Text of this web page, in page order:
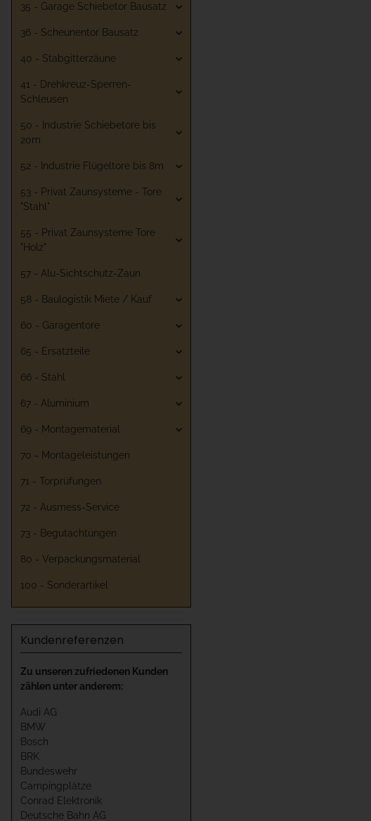
35 - Garage Schiebetor Bausatz
36 - Scheunentor Bausatz
40 - Stabgitterzäune
41 - Drehkreuz-Sperren-
Schleusen
50 - Industrie Schiebetore bis
20m
52 - Industrie Flügeltore bis 8m
53 - Privat Zaunsysteme - Tore
"Stahl"
55 - Privat Zaunsysteme Tore
"Holz"
57 - Alu-Sichtschutz-Zaun
58 - Baulogistik Miete / Kauf
60 - Garagentore
65 - Ersatzteile
66 - Stahl
67 - Aluminium
69 - Montagematerial
70 - Montageleistungen
71 - Torprüfungen
72 - Ausmess-Service
73 - Begutachtungen
80 - Verpackungsmaterial
100 - Sonderartikel
Kundenreferenzen
Zu unseren zufriedenen Kunden
zählen unter anderem:
Audi AG
BMW
Bosch
BRK
Bundeswehr
Campingplätze
Conrad Elektronik
Deutsche Bahn AG